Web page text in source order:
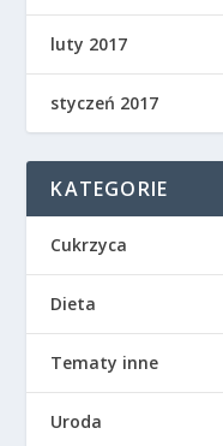
luty 2017
styczeń 2017
KATEGORIE
Cukrzyca
Dieta
Tematy inne
Uroda